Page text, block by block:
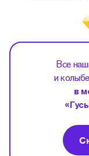
Все
и
в